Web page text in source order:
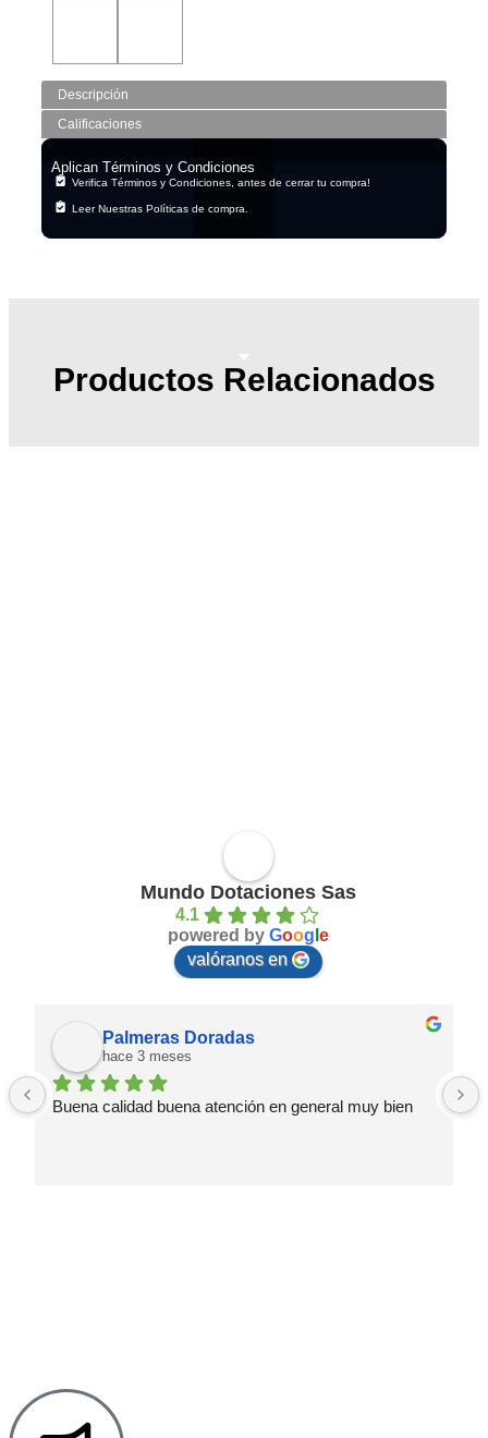
Descripción
Calificaciones
Aplican Términos y Condiciones
Verifica Términos y Condiciones, antes de cerrar tu compra!
Leer Nuestras Políticas de compra.
Productos Relacionados
Mundo Dotaciones Sas
4.1
powered by Goog e
valóranos en
Palmeras Doradas
hace 3 meses
Buena calidad buena atención en general muy bien